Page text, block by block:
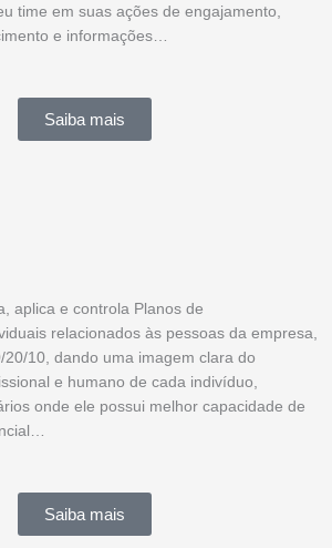
time em suas ações de engajamento,
e informações…
Saiba mais
aplica e controla Planos de
relacionados às pessoas da empresa,
10, dando uma imagem clara do
e humano de cada indivíduo,
onde ele possui melhor capacidade de
Saiba mais